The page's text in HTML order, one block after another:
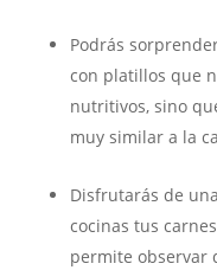
Podrás
con platillos que
nutritivos, sino
muy similar a la
Disfrutarás de
cocinas tus
permite observar